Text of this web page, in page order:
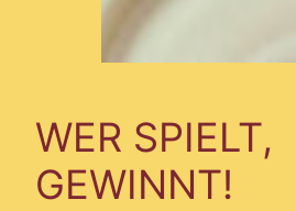
WER SPIELT,
GEWINNT!